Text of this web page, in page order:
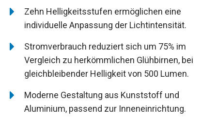
Zehn Helligkeitsstufen ermöglichen eine
individuelle Anpassung der Lichtintensität.
Stromverbrauch reduziert sich um 75% im
Vergleich zu herkömmlichen Glühbirnen, bei
gleichbleibender Helligkeit von 500 Lumen.
Moderne Gestaltung aus Kunststoff und
Aluminium, passend zur Inneneinrichtung.